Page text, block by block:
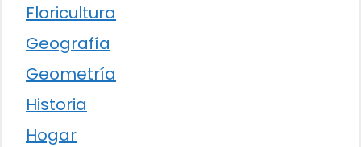
Floricultura
Geografía
Geometría
Historia
Hogar